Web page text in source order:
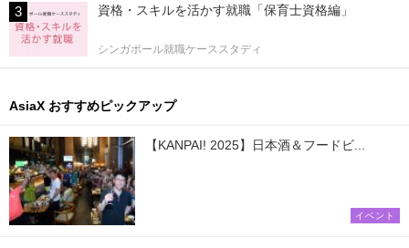
資格・スキルを活かす就職「保育士資格編」
シンガポール就職ケーススタディ
AsiaX おすすめピックアップ
【KANPAI! 2025】日本酒＆フードビ...
イベント